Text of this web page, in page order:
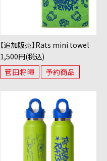
【追加販売】Rats mini towel
1,500円(税込)
菅田将暉 予約商品